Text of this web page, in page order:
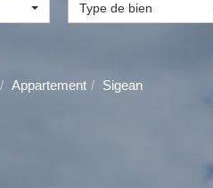
Type de bien
Appartement Sigean